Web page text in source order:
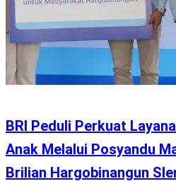
BRI Peduli Perkuat
Anak Melalui Posyandu
Brilian Hargobinangun